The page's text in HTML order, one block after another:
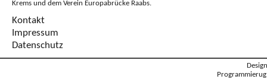
Krems und dem Verein Europabrücke Raabs.
Kontakt
Impressum
Datenschutz